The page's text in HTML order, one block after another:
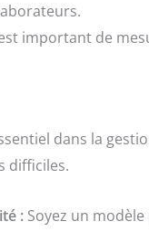
important de
dans la
difficiles.
:Soyez un modèle